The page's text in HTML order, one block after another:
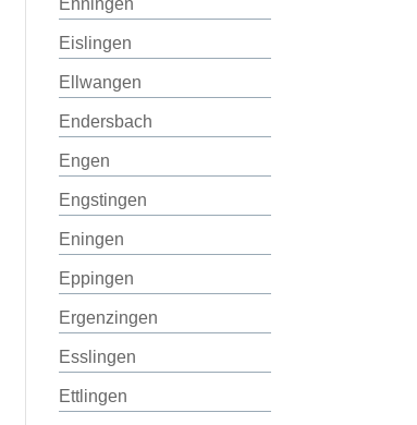
Ehningen
Eislingen
Ellwangen
Endersbach
Engen
Engstingen
Eningen
Eppingen
Ergenzingen
Esslingen
Ettlingen